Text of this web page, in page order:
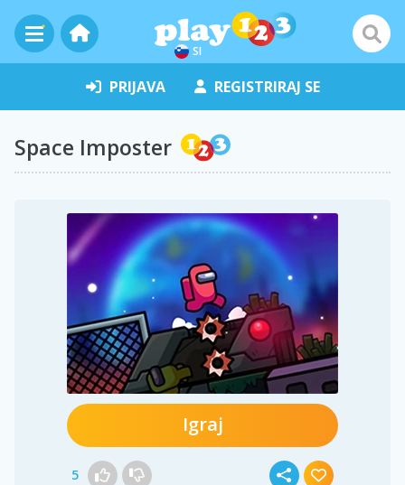
SI
PRIJAVA REGISTRIRAJ SE
Space Imposter
Igraj
5